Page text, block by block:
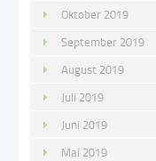
Oktober 2019
September 2019
August 2019
Juli 2019
Juni 2019
Mai 2019